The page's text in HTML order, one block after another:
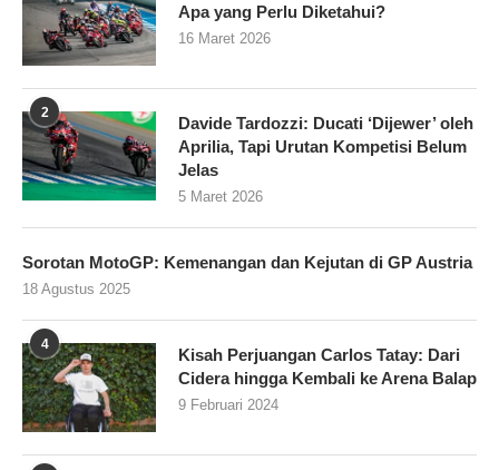
Apa yang Perlu Diketahui?
16 Maret 2026
2
Davide Tardozzi: Ducati ‘Dijewer’ oleh
Aprilia, Tapi Urutan Kompetisi Belum
Jelas
5 Maret 2026
Sorotan MotoGP: Kemenangan dan Kejutan di GP Austria
18 Agustus 2025
4
Kisah Perjuangan Carlos Tatay: Dari
Cidera hingga Kembali ke Arena Balap
9 Februari 2024